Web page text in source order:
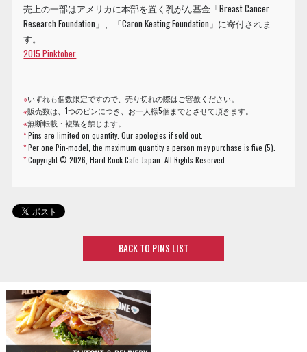
売上の一部はアメリカに本部を置く乳がん基金「Breast Cancer
Research Foundation」、「Caron Keating Foundation」に寄付されま
す。
2015 Pinktober
※いずれも個数限定ですので、売り切れの際はご容赦ください。
※販売数は、1つのピンにつき、お一人様5個までとさせて頂きます。
※無断転載・複製を禁じます。
*Pins are limited on quantity. Our apologies if sold out.
*Per one Pin-model, the maximum quantity a person may purchase is five (5).
*Copyright ©2026, Hard Rock Cafe Japan. All Rights Reserved.
BACK TO PINS LIST